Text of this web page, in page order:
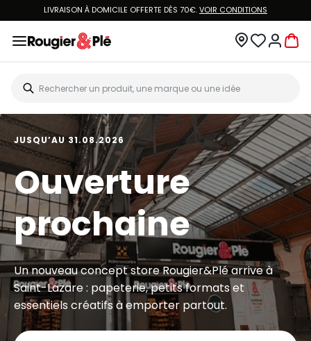
LIVRAISON À DOMICILE OFFERTE DÈS 70€.VOIR CONDITIONS
JUSQU’AU 31.08.2026
Ouverture
prochaine
Un nouveau concept store Rougier&Plé arrive à
Saint-Lazare : papeterie, petits formats et
essentiels créatifs à emporter partout.